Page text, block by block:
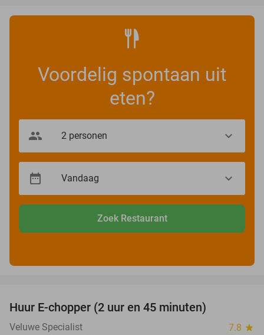
Voordelig spontaan uit
eten?
Zoek Restaurant
Huur E-chopper (2 uur en 45 minuten)
Veluwe Specialist 7.8 star